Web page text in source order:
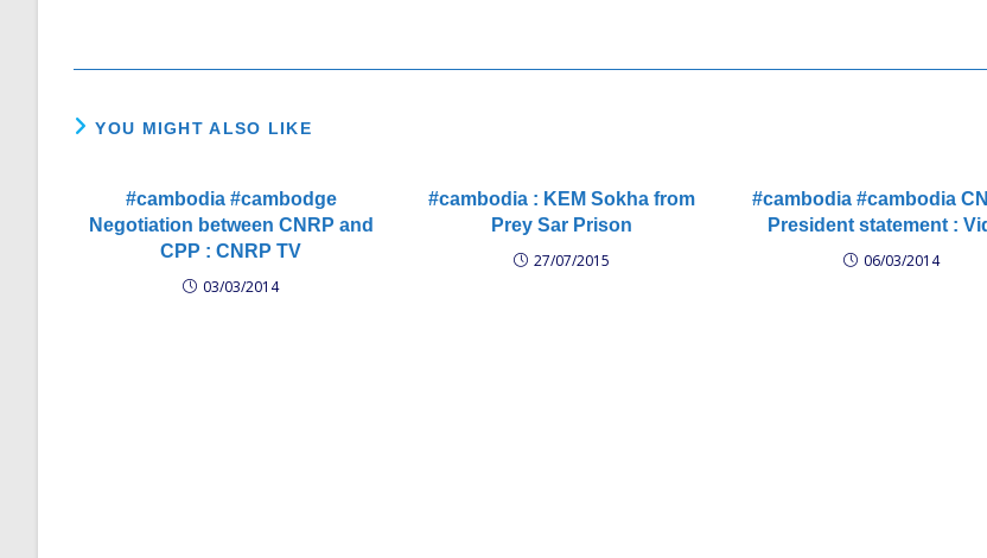
YOU MIGHT ALSO LIKE
#cambodia #cambodge
Negotiation between CNRP and
CPP : CNRP TV
03/03/2014
#cambodia : KEM Sokha from
Prey Sar Prison
27/07/2015
#cambodia #cambodia
President statement :
06/03/2014